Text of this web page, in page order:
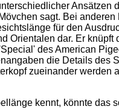
Ansätzen
sagt. Bei anderen
für den
Orientalen dar. Er knüpft
des American
die Details des
zueinander werden
kennt, könnte das